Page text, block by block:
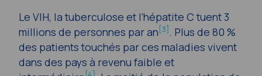
Le VIH, la tuberculose et l’hépatite C tuent 3
millions de personnes par an[3] . Plus de 80 %
des patients touchés par ces maladies vivent
dans des pays à revenu faible et